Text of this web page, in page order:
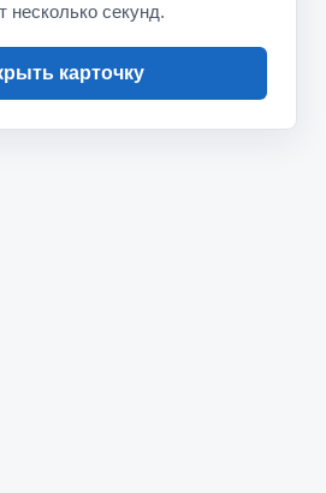
несколько секунд.
карточку